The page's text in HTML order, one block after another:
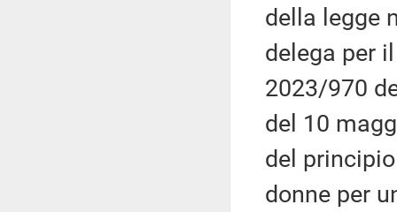
della legge
delega per
2023/970
del 10
del
donne per